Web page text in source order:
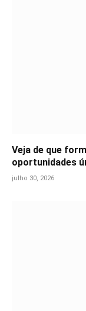
Veja de que
oportunidades
julho 30, 2026